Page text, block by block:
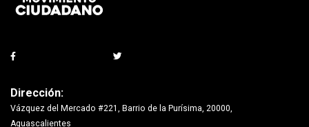
Dirección:
Vázquez del Mercado #221, Barrio de la Purísima, 20000,
Aguascalientes